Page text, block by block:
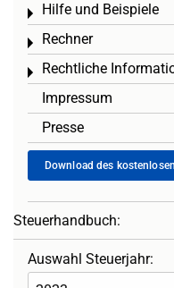
Hilfe und Beispiele
Toggle menu
Rechner
Toggle menu
Rechtliche
Toggle menu
Impressum
Presse
Download des
Steuerhandbuch:
Auswahl Steuerjahr: